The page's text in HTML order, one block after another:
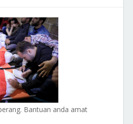
Bantuan anda amat